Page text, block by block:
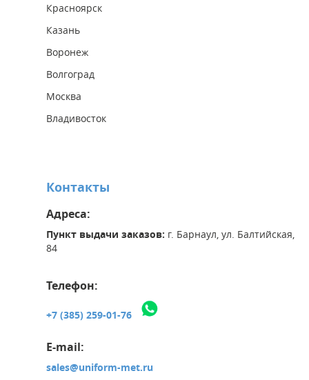
Красноярск
Казань
Воронеж
Волгоград
Москва
Владивосток
Контакты
Адреса:
Пункт выдачи заказов: г. Барнаул, ул. Балтийская,
84
Телефон:
+7 (385) 259-01-76
E-mail:
sales@uniform-met.ru